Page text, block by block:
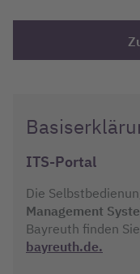
ITS-Portal
Die
Management
Bayreuth finden
bayreuth.de.